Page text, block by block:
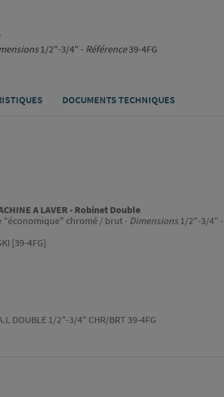
1/2"-3/4" - Référence39-4FG
DOCUMENTS TECHNIQUES
A LAVER - Robinet Double
"économique" chromé / brut - Dimensions 1/2"-3/4" -
[39-4FG]
DOUBLE 1/2"-3/4" CHR/BRT 39-4FG